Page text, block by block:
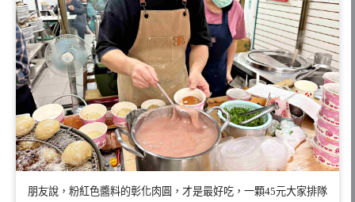
朋友說，粉紅色醬料的彰化肉圓，才是最好吃，一顆45元大家排隊